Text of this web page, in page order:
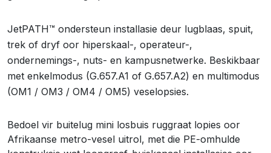
JetPATH™ ondersteun installasie deur lugblaas, spuit,
trek of dryf oor hiperskaal-, operateur-,
ondernemings-, nuts- en kampusnetwerke. Beskikbaar
met enkelmodus (G.657.A1 of G.657.A2) en multimodus
(OM1 / OM3 / OM4 / OM5) veselopsies.
Bedoel vir buitelug mini losbuis ruggraat lopies oor
Afrikaanse metro-vesel uitrol, met die PE-omhulde